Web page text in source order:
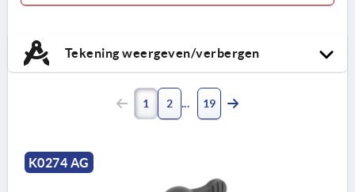
Tekening weergeven/verbergen
1 2 19
K0274 AG